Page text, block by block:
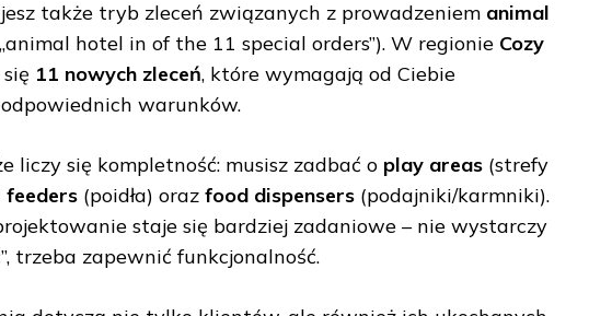
także tryb zleceń związanych z prowadzeniem animal
hotel in of the 11 special orders”). W regionie Cozy
11 nowych zleceń, które wymagają od Ciebie
warunków.
liczy się kompletność: musisz zadbać o play areas (strefy
(poidła) oraz food dispensers (podajniki/karmniki).
staje się bardziej zadaniowe – nie wystarczy
trzeba zapewnić funkcjonalność.